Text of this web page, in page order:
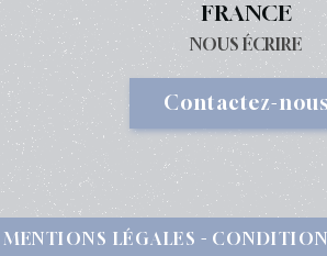
FRANCE
NOUS ÉCRIRE
Contactez-nous
MENTIONS LÉGALES